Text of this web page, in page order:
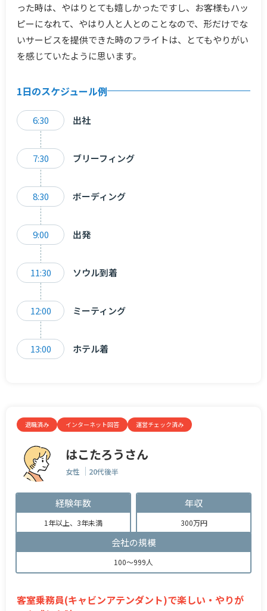
った時は、やはりとても嬉しかったですし、お客様もハッ
ピーになれて、やはり人と人とのことなので、形だけでな
いサービスを提供できた時のフライトは、とてもやりがい
を感じていたように思います。
1日のスケジュール例
6:30 出社
7:30 ブリーフィング
8:30 ボーディング
9:00 出発
11:30 ソウル到着
12:00 ミーティング
13:00 ホテル着
退職済み インターネット回答 運営チェック済み
はこたろうさん
女性 20代後半
経験年数
1年以上、3年未満
年収
300万円
会社の規模
100～999人
客室乗務員(キャビンアテンダント)で楽しい・やりが